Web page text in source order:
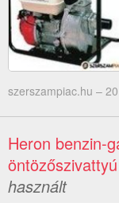
szerszampiac.hu –
Heron benzin-
használt